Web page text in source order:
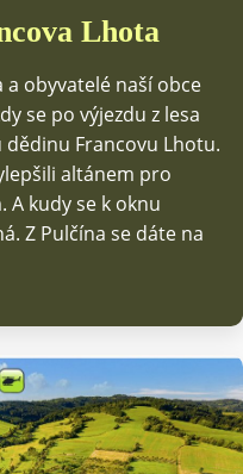
Lhota
a obyvatelé naší obce
se po výjezdu z lesa
Francovu Lhotu.
altánem pro
A kudy se k oknu
Z Pulčína se dáte na